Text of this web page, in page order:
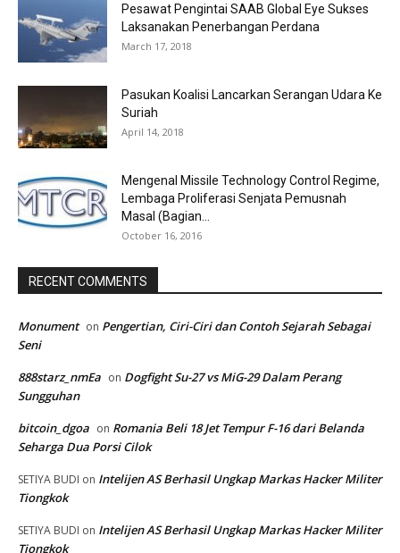
Pesawat Pengintai SAAB Global Eye Sukses
Laksanakan Penerbangan Perdana
March 17, 2018
Pasukan Koalisi Lancarkan Serangan Udara Ke
Suriah
April 14, 2018
Mengenal Missile Technology Control Regime,
Lembaga Proliferasi Senjata Pemusnah
Masal (Bagian...
October 16, 2016
RECENT COMMENTS
Monument on Pengertian, Ciri-Ciri dan Contoh Sejarah Sebagai
Seni
888starz_nmEa on Dogfight Su-27 vs MiG-29 Dalam Perang
Sungguhan
bitcoin_dgoa on Romania Beli 18 Jet Tempur F-16 dari Belanda
Seharga Dua Porsi Cilok
SETIYA BUDI on Intelijen AS Berhasil Ungkap Markas Hacker Militer
Tiongkok
SETIYA BUDI on Intelijen AS Berhasil Ungkap Markas Hacker Militer
Tiongkok